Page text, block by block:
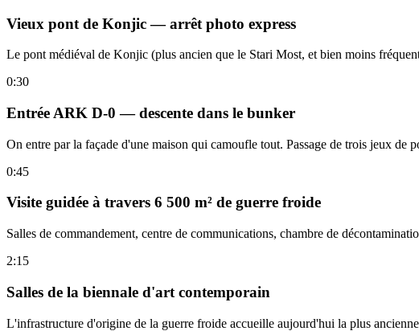
Vieux pont de Konjic — arrêt photo express
Le pont médiéval de Konjic (plus ancien que le Stari Most, et bien moins
0:30
Entrée ARK D-0 — descente dans le bunker
On entre par la façade d'une maison qui camoufle tout. Passage de trois jeux
0:45
Visite guidée à travers 6 500 m² de guerre froide
Salles de commandement, centre de communications, chambre de
2:15
Salles de la biennale d'art contemporain
L'infrastructure d'origine de la guerre froide accueille aujourd'hui la plus